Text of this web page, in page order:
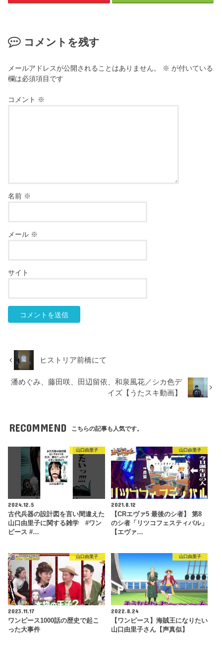
コメントを残す
メールアドレスが公開されることはありません。 ※ が付いている
欄は必須項目です
コメント ※
名前 ※
メール ※
サイト
ヒストリア前橋にて
潘めぐみ、藤田咲、田辺留依、和泉風花／シカ色デ
イズ【うたスキ動画】
RECOMMEND こちらの記事も人気です。
山口由里子
2024.12.5
古代兵器の設計図を言い間違えた
山口由里子に関する雑学 #ワン
ピース #…
山口由里子
2021.8.12
【CRエヴァ5 最後のシ者】 第8
のシ者「リツコフェスティバル」
【エヴァ…
山口由里子
2023.11.17
ワンピース1000話の歴史で起こ
った大事件
山口由里子
2022.8.24
【ワンピース】海賊王になりたい
山口由里子さん【声真似】